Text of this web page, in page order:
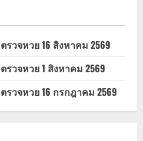
วจหวย 16 สิงหาคม 2569
วจหวย 1 สิงหาคม 2569
วจหวย 16 กรกฎาคม 2569